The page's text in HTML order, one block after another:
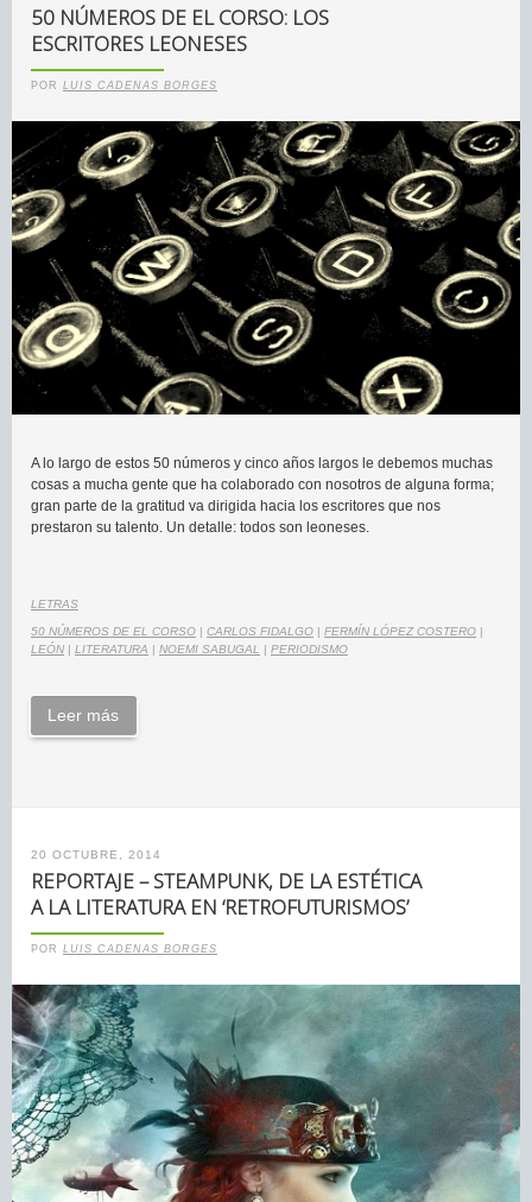
50 NÚMEROS DE EL CORSO: LOS
ESCRITORES LEONESES
POR LUIS CADENAS BORGES
A lo largo de estos 50 números y cinco años largos le debemos muchas
cosas a mucha gente que ha colaborado con nosotros de alguna forma;
gran parte de la gratitud va dirigida hacia los escritores que nos
prestaron su talento. Un detalle: todos son leoneses.
LETRAS
50 NÚMEROS DE EL CORSO | CARLOS FIDALGO | FERMÍN LÓPEZ COSTERO |
LEÓN | LITERATURA | NOEMI SABUGAL | PERIODISMO
Leer más
20 OCTUBRE, 2014
REPORTAJE – STEAMPUNK, DE LA ESTÉTICA
A LA LITERATURA EN ‘RETROFUTURISMOS’
POR LUIS CADENAS BORGES